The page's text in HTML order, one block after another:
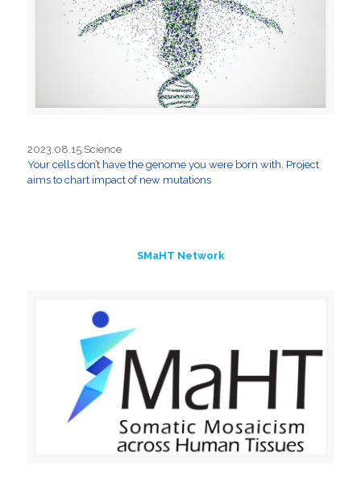
2023.08.15.Science
Your cells don’t have the genome you were born with. Project
aims to chart impact of new mutations
SMaHT Network